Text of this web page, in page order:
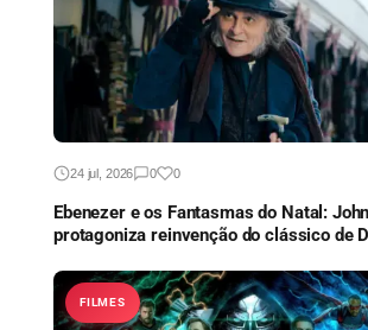
24 jul, 2026 0 0
Ebenezer e os Fantasmas do Natal:
protagoniza reinvenção do clássico de
FILMES